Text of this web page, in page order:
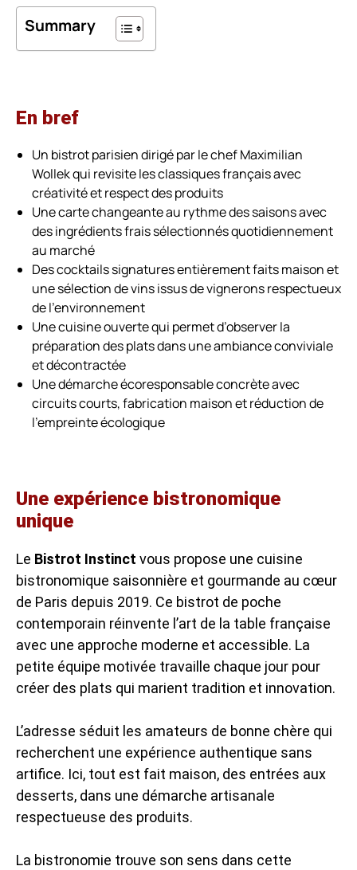
Summary
En bref
Un bistrot parisien dirigé par le chef Maximilian
Wollek qui revisite les classiques français avec
créativité et respect des produits
Une carte changeante au rythme des saisons avec
des ingrédients frais sélectionnés quotidiennement
au marché
Des cocktails signatures entièrement faits maison et
une sélection de vins issus de vignerons respectueux
de l’environnement
Une cuisine ouverte qui permet d’observer la
préparation des plats dans une ambiance conviviale
et décontractée
Une démarche écoresponsable concrète avec
circuits courts, fabrication maison et réduction de
l’empreinte écologique
Une expérience bistronomique
unique
Le Bistrot Instinct vous propose une cuisine
bistronomique saisonnière et gourmande au cœur
de Paris depuis 2019. Ce bistrot de poche
contemporain réinvente l’art de la table française
avec une approche moderne et accessible. La
petite équipe motivée travaille chaque jour pour
créer des plats qui marient tradition et innovation.
L’adresse séduit les amateurs de bonne chère qui
recherchent une expérience authentique sans
artifice. Ici, tout est fait maison, des entrées aux
desserts, dans une démarche artisanale
respectueuse des produits.
La bistronomie trouve son sens dans cette